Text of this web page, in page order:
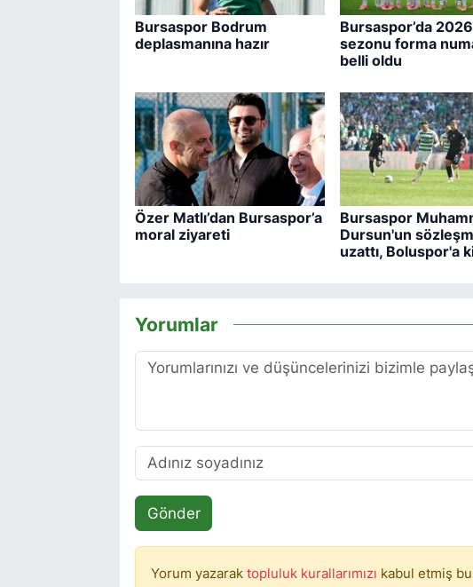
Bursaspor Bodrum
deplasmanına hazır
Bursaspor’da
sezonu forma
belli oldu
Özer Matlı’dan Bursaspor’a
moral ziyareti
Bursaspor
Dursun'un
uzattı, Boluspor'a
Yorumlar
Gönder
Yorum yazarak topluluk kurallarımızı kabul etmiş